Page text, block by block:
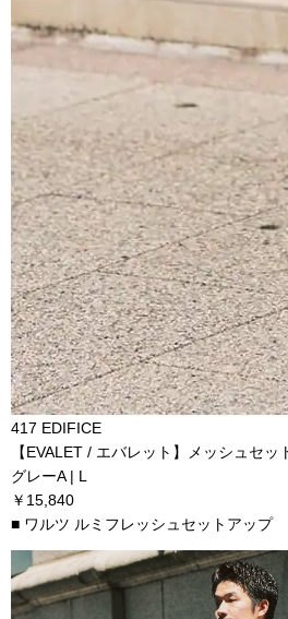
417 EDIFICE
【EVALET / エバレット】メッシュセ
グレーA | L
￥15,840
■ ワルツ ルミフレッシュセットアップ